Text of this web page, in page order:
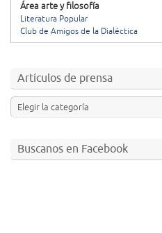
Área arte y filosofía
Literatura Popular
Club de Amigos de la Dialéctica
Artículos de prensa
Buscanos en Facebook